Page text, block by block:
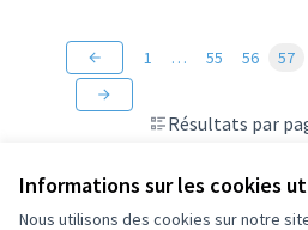
Informations sur les cookies
Nous utilisons des cookies sur notre
Résultats par
1 … 55 56 57